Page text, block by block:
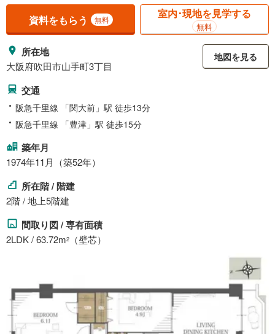
資料をもらう 無料 室内･現地を見学する
無料
所在地
大阪府吹田市山手町3丁目
地図を見る
交通
阪急千里線 「関大前」駅 徒歩13分
阪急千里線 「豊津」駅 徒歩15分
築年月
1974年11月（築52年）
所在階 / 階建
2階 / 地上5階建
間取り図 / 専有面積
2LDK / 63.72m2 （壁芯）